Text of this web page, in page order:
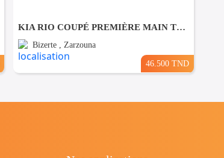
KIA RIO COUPÉ PREMIÈRE MAIN TRÈS PROPRE
Bizerte , Zarzouna
46.500 TND